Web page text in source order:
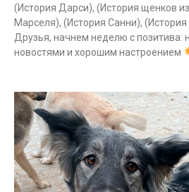
(История Дарси), (История щенков
Марселя), (История Санни),
Друзья, начнем неделю с позитива:
новостями и хорошим настроением